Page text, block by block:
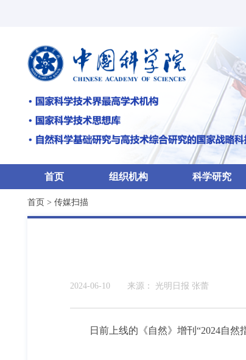
首页 组织机构 科学研究
首页 > 传媒扫描
2024-06-10 来源： 光明日报 张蕾
日前上线的《自然》增刊“2024自